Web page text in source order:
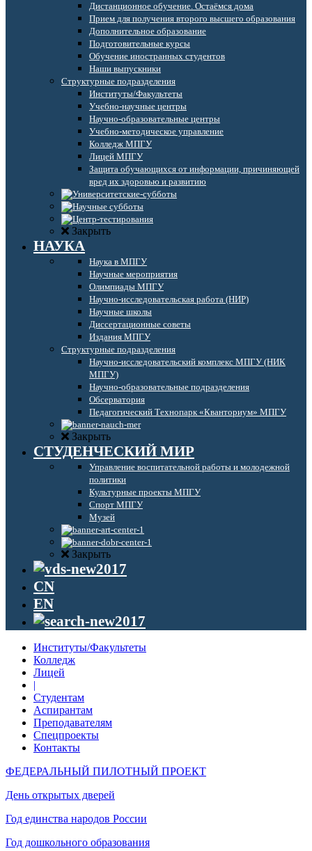
Дистанционное обучение. Остаёмся дома
Прием для получения второго высшего образования
Дополнительное образование
Подготовительные курсы
Обучение иностранных студентов
Наши выпускники
Структурные подразделения
Институты/Факультеты
Учебно-научные центры
Научно-образовательные центры
Учебно-методическое управление
Колледж МПГУ
Лицей МПГУ
Защита обучающихся от информации, причиняющей
вред их здоровью и развитию
Закрыть
НАУКА
Наука в МПГУ
Научные мероприятия
Олимпиады МПГУ
Научно-исследовательская работа (НИР)
Научные школы
Диссертационные советы
Издания МПГУ
Структурные подразделения
Научно-исследовательский комплекс МПГУ (НИК
МПГУ)
Научно-образовательные подразделения
Обсерватория
Педагогический Технопарк «Кванториум» МПГУ
Закрыть
СТУДЕНЧЕСКИЙ МИР
Управление воспитательной работы и молодежной
политики
Культурные проекты МПГУ
Спорт МПГУ
Музей
Закрыть
CN
EN
Институты/Факультеты
Колледж
Лицей
|
Студентам
Аспирантам
Преподавателям
Спецпроекты
Контакты
ФЕДЕРАЛЬНЫЙ ПИЛОТНЫЙ ПРОЕКТ
День открытых дверей
Год единства народов России
Год дошкольного образования